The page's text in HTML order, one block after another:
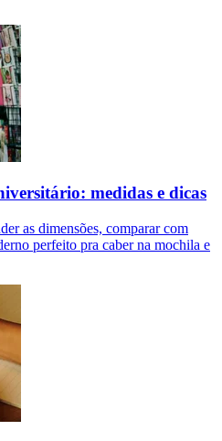
medidas e dicas
as dimensões, comparar com
perfeito pra caber na mochila e